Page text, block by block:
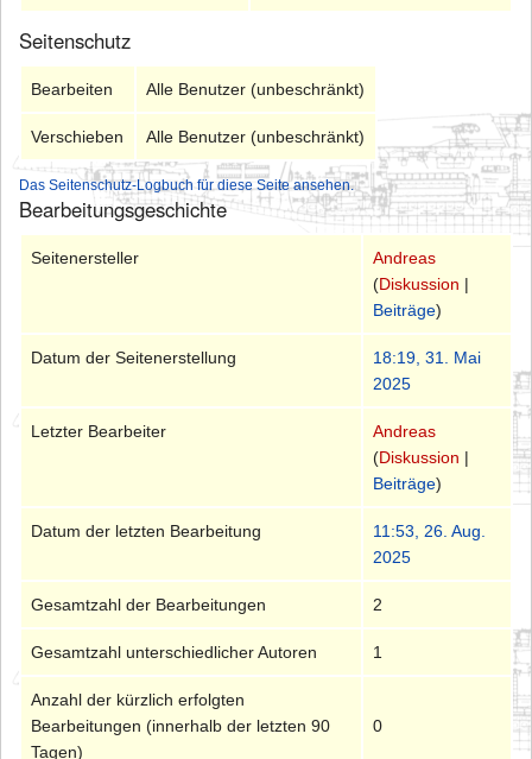
Seitenschutz
Bearbeiten Alle Benutzer (unbeschränkt)
Verschieben Alle Benutzer (unbeschränkt)
Das Seitenschutz-Logbuch für diese Seite ansehen.
Bearbeitungsgeschichte
Seitenersteller
Andreas
(Diskussion |
Beiträge)
Datum der Seitenerstellung
18:19, 31. Mai
2025
Letzter Bearbeiter
Andreas
(Diskussion |
Beiträge)
Datum der letzten Bearbeitung
11:53, 26. Aug.
2025
Gesamtzahl der Bearbeitungen 2
Gesamtzahl unterschiedlicher Autoren 1
Anzahl der kürzlich erfolgten
Bearbeitungen (innerhalb der letzten 90
Tagen)
0